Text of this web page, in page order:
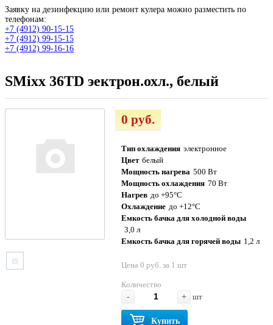
Заявку на дезинфекцию или ремонт кулера можно разместить по
телефонам:
+7 (4912) 90-15-15
+7 (4912) 99-15-15
+7 (4912) 99-16-16
SMixx 36TD эектрон.охл., белый
0 руб.
Тип охлаждения электронное
Цвет белый
Мощность нагрева 500 Вт
Мощность охлаждения 70 Вт
Нагрев до +95°С
Охлаждение до +12°С
Емкость бачка для холодной воды
3,0 л
Емкость бачка для горячей воды 1,2 л
Цена 0 руб. за 1 шт
Количество
-
+ шт
Купить